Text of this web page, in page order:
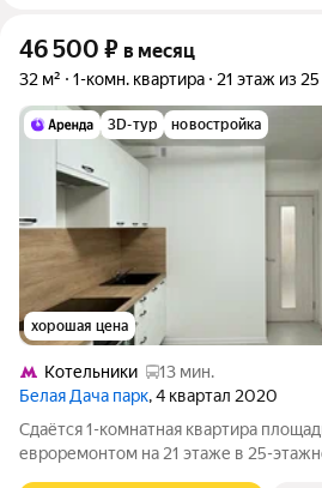
46 500 ₽ в месяц
32 м² 1-комн. квартира 21 этаж из 25
3D-тур новостройка
хорошая цена
Котельники
13 мин.
Белая Дача парк, 4 квартал 2020
Сдаётся 1-комнатная квартира
евроремонтом на 21 этаже в 25-